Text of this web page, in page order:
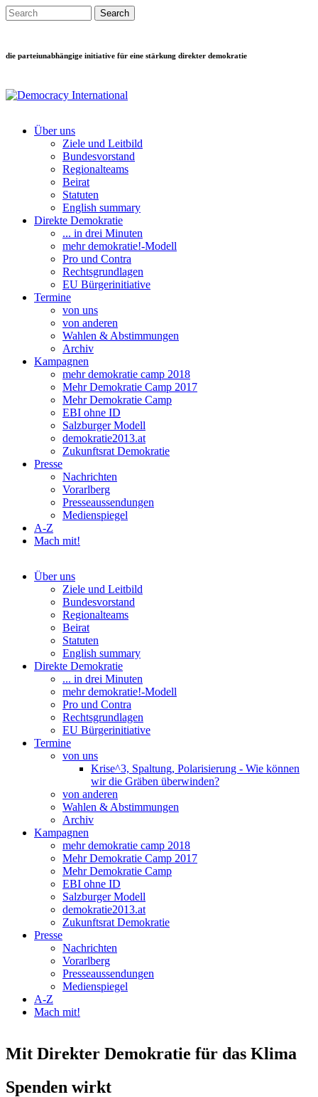
Direkt zum Inhalt
Search this site
die parteiunabhängige initiative für eine stärkung direkter demokratie
Main menu
Über uns
Ziele und Leitbild
Bundesvorstand
Regionalteams
Beirat
Statuten
English summary
Direkte Demokratie
... in drei Minuten
mehr demokratie!-Modell
Pro und Contra
Rechtsgrundlagen
EU Bürgerinitiative
Termine
von uns
von anderen
Wahlen & Abstimmungen
Archiv
Kampagnen
mehr demokratie camp 2018
Mehr Demokratie Camp 2017
Mehr Demokratie Camp
EBI ohne ID
Salzburger Modell
demokratie2013.at
Zukunftsrat Demokratie
Presse
Nachrichten
Vorarlberg
Presseaussendungen
Medienspiegel
A-Z
Mach mit!
Über uns
Ziele und Leitbild
Bundesvorstand
Regionalteams
Beirat
Statuten
English summary
Direkte Demokratie
... in drei Minuten
mehr demokratie!-Modell
Pro und Contra
Rechtsgrundlagen
EU Bürgerinitiative
Termine
von uns
Krise^3, Spaltung, Polarisierung - Wie können
wir die Gräben überwinden?
von anderen
Wahlen & Abstimmungen
Archiv
Kampagnen
mehr demokratie camp 2018
Mehr Demokratie Camp 2017
Mehr Demokratie Camp
EBI ohne ID
Salzburger Modell
demokratie2013.at
Zukunftsrat Demokratie
Presse
Nachrichten
Vorarlberg
Presseaussendungen
Medienspiegel
A-Z
Mach mit!
Mit Direkter Demokratie für das Klima
Spenden wirkt